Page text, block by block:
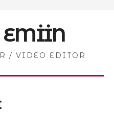
EMİİN
/ VIDEO EDITOR